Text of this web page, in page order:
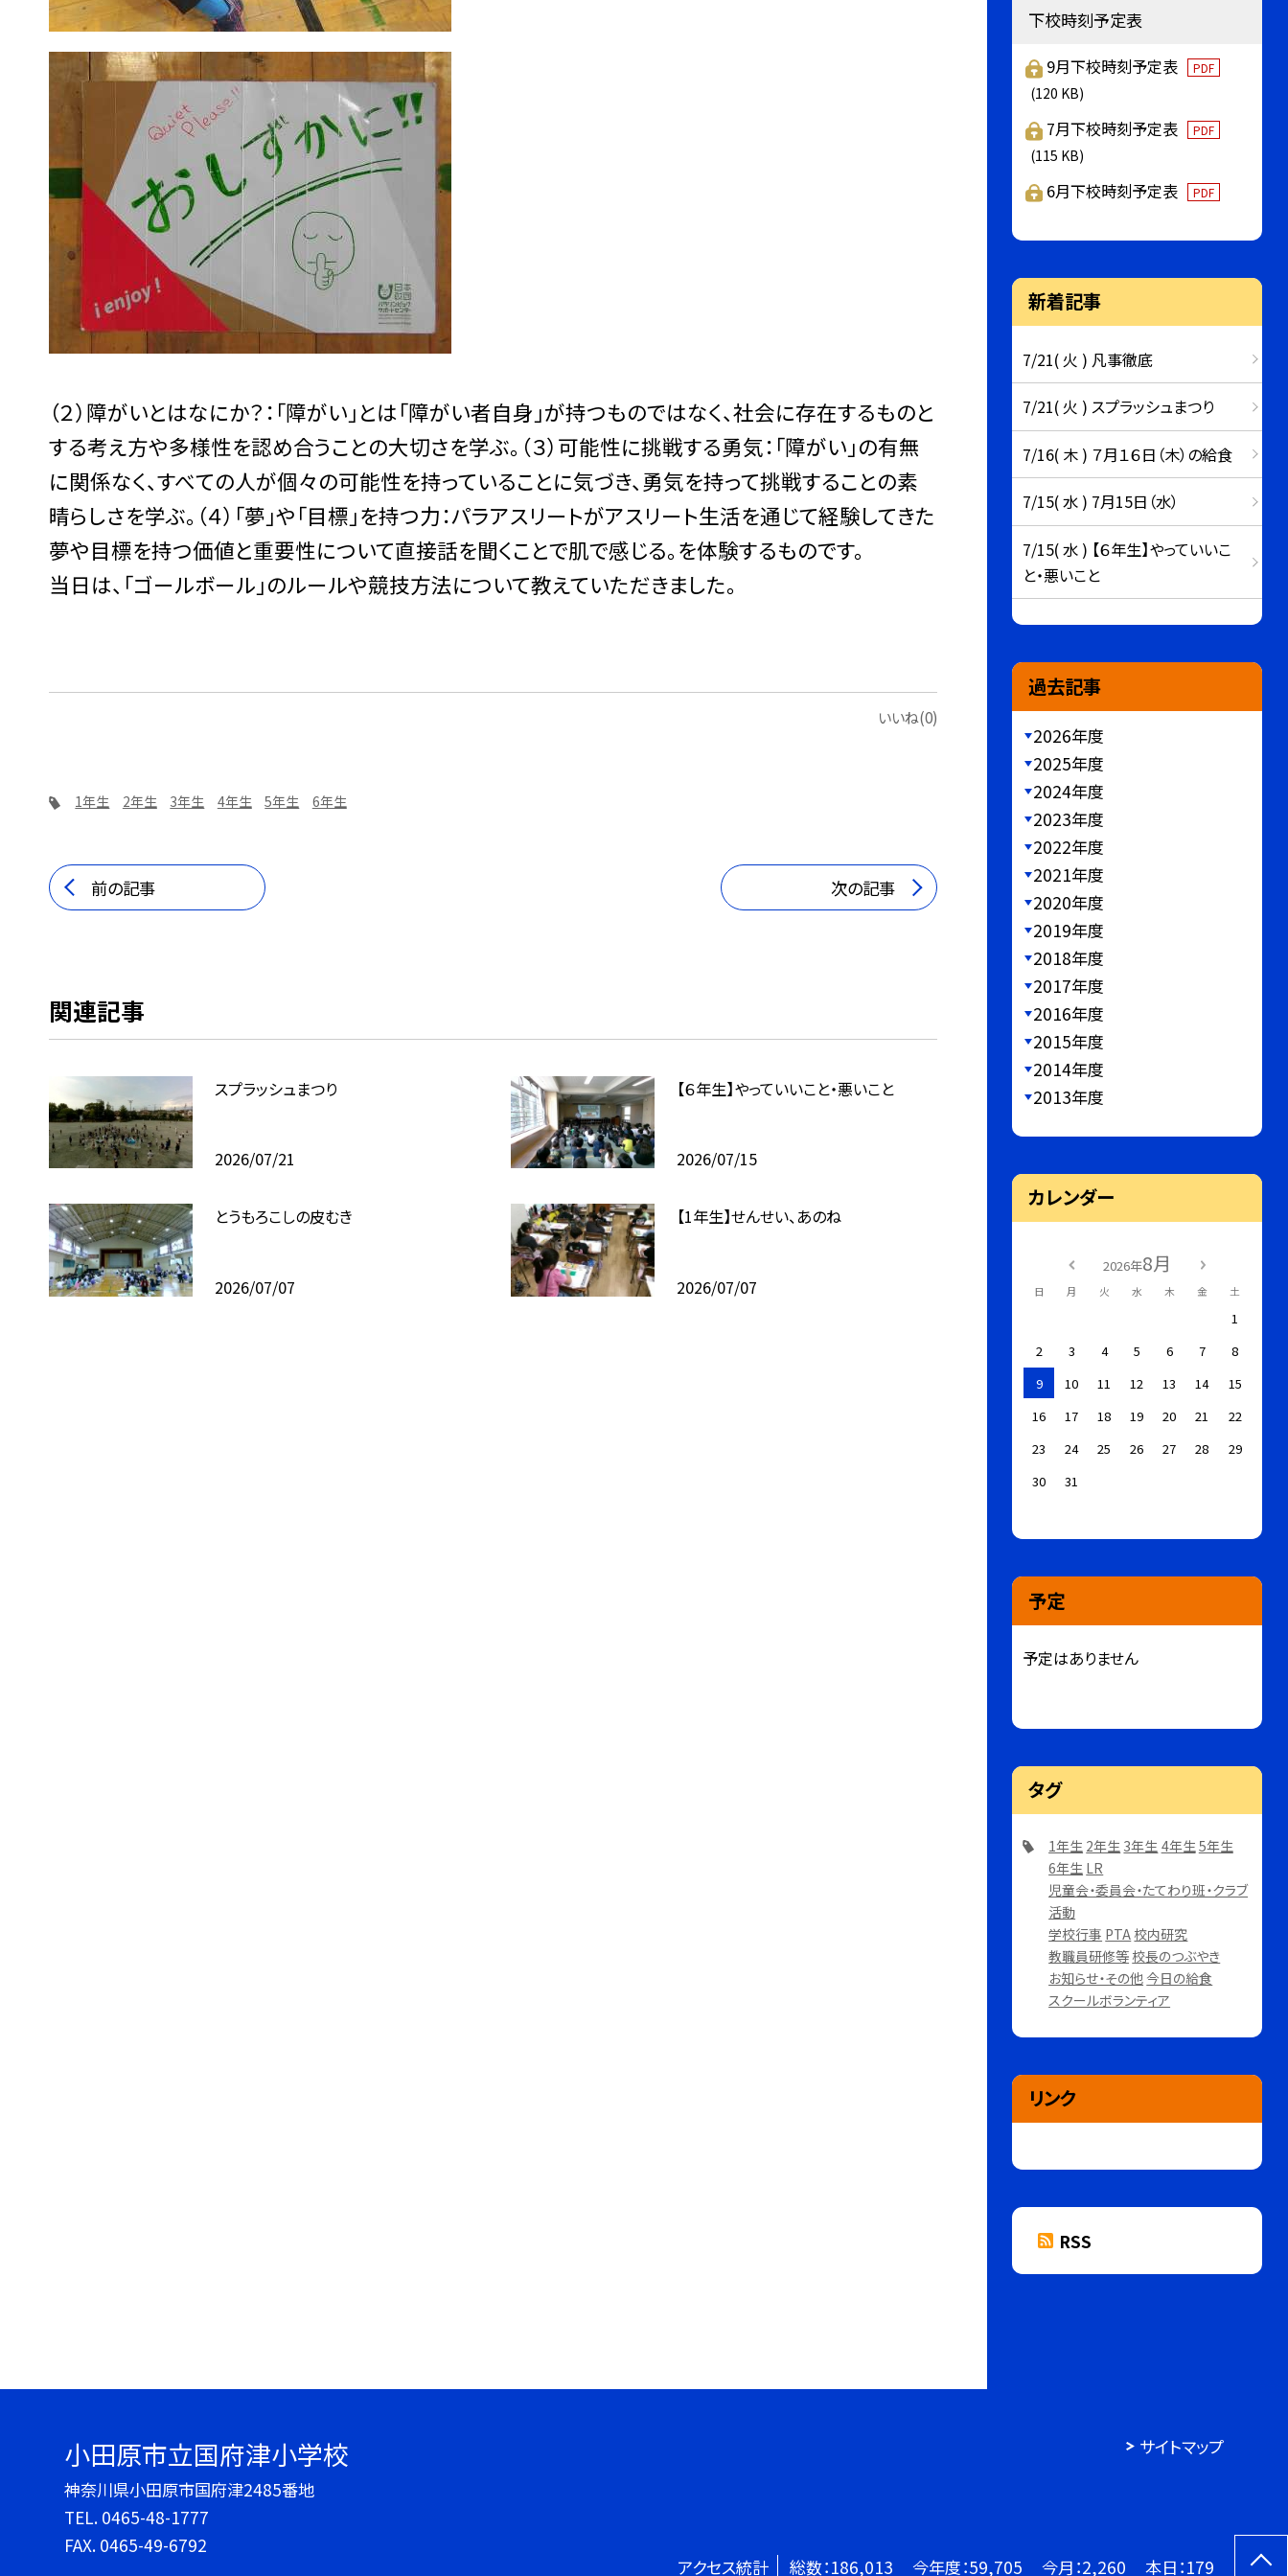
（２）障がいとはなにか？：「障がい」とは「障がい者自身」が持つものではなく、社会に存在するものと
する考え方や多様性を認め合うことの大切さを学ぶ。（３）可能性に挑戦する勇気：「障がい」の有無
に関係なく、すべての人が個々の可能性を持っていることに気づき、勇気を持って挑戦することの素
晴らしさを学ぶ。（４）「夢」や「目標」を持つ力：パラアスリートがアスリート生活を通じて経験してきた
夢や目標を持つ価値と重要性について直接話を聞くことで肌で感じる。を体験するものです。
当日は、「ゴールボール」のルールや競技方法について教えていただきました。
いいね(0)
1年生 2年生 3年生 4年生 5年生 6年生
前の記事 次の記事
関連記事
スプラッシュまつり
2026/07/21
【６年生】やっていいこと・悪いこと
2026/07/15
とうもろこしの皮むき
2026/07/07
【1年生】せんせい、あのね
2026/07/07
下校時刻予定表
9月下校時刻予定表 PDF
(120 KB)
7月下校時刻予定表 PDF
(115 KB)
6月下校時刻予定表 PDF
新着記事
7/21( 火 ) 凡事徹底
7/21( 火 ) スプラッシュまつり
7/16( 木 ) ７月１６日（木）の給食
7/15( 水 ) 7月15日（水）
7/15( 水 ) 【６年生】やっていいこ
と・悪いこと
過去記事
2026年度
2025年度
2024年度
2023年度
2022年度
2021年度
2020年度
2019年度
2018年度
2017年度
2016年度
2015年度
2014年度
2013年度
カレンダー
2026年8月
日 月 火 水 木 金 土
1
2
3 4 5 6 7
8
9
10 11 12 13 14
15
16
17 18 19 20 21
22
23
24 25 26 27 28
29
30
31
予定
予定はありません
タグ
1年生 2年生 3年生 4年生 5年生
6年生 LR
児童会・委員会・たてわり班・クラブ
活動
学校行事 PTA 校内研究
教職員研修等 校長のつぶやき
お知らせ・その他 今日の給食
スクールボランティア
リンク
RSS
小田原市立国府津小学校
神奈川県小田原市国府津2485番地
TEL. 0465-48-1777
FAX. 0465-49-6792
サイトマップ
アクセス統計 総数：186,013 今年度：59,705 今月：2,260 本日：179